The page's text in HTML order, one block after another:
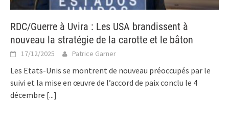
RDC/Guerre à Uvira : Les USA brandissent à
nouveau la stratégie de la carotte et le bâton
17/12/2025 Patrice Garner
Les Etats-Unis se montrent de nouveau préoccupés par le
suivi et la mise en œuvre de l’accord de paix conclu le 4
décembre [...]